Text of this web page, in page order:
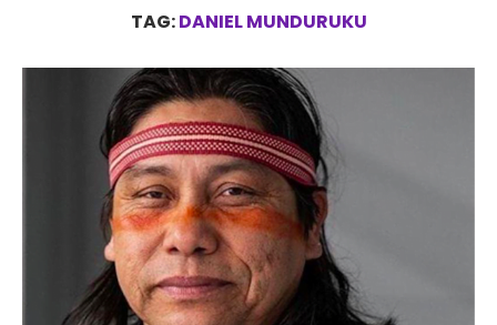
TAG:DANIEL MUNDURUKU